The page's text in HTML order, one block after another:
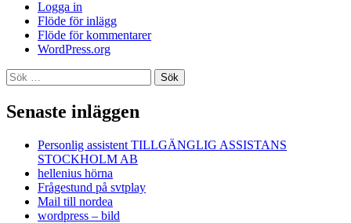
Logga in
Flöde för inlägg
Flöde för kommentarer
WordPress.org
Sök
efter:
Senaste inläggen
Personlig assistent TILLGÄNGLIG ASSISTANS
STOCKHOLM AB
hellenius hörna
Frågestund på svtplay
Mail till nordea
wordpress – bild